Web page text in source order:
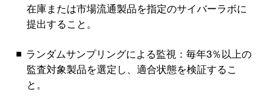
在庫または市場流通製品を指定のサイバーラボに
提出すること。
ランダムサンプリングによる監視：毎年3％以上の
監査対象製品を選定し、適合状態を検証するこ
と。